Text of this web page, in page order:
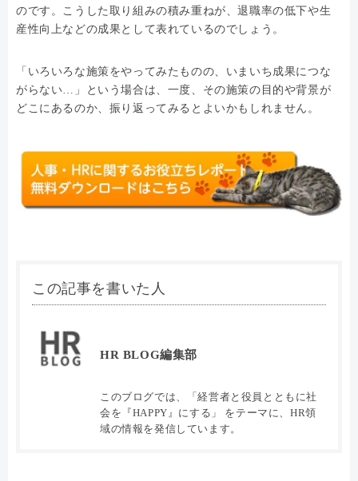
のです。こうした取り組みの積み重ねが、退職率の低下や生
産性向上などの成果として表れているのでしょう。
「いろいろな施策をやってみたものの、いまいち成果につな
がらない…」という場合は、一度、その施策の目的や背景が
どこにあるのか、振り返ってみるとよいかもしれません。
この記事を書いた人
HR BLOG編集部
このブログでは、「経営者と役員とともに社
会を『HAPPY』にする」 をテーマに、HR領
域の情報を発信しています。